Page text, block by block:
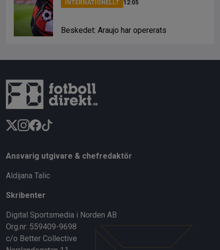
INTERNATIONELLT 12:05
Beskedet: Araujo har opererats
Ansvarig utgivare & chefredaktör
Aldijana Talic
Skribenter
Digital Sportsmedia i Norden AB
Org.nr: 559409-9698
c/o Better Collective